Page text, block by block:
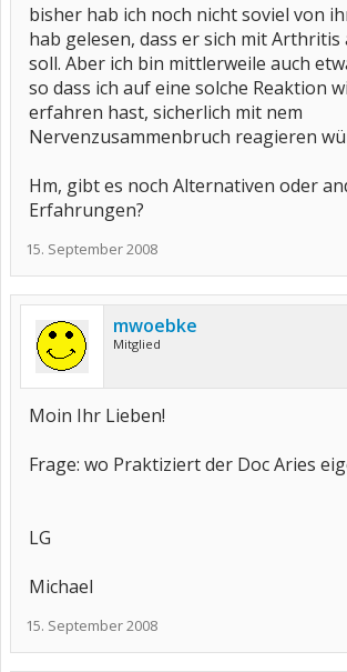
bisher hab ich noch nicht soviel von
hab gelesen, dass er sich mit Arthritis
soll. Aber ich bin mittlerweile auch
so dass ich auf eine solche Reaktion
erfahren hast, sicherlich mit nem
Nervenzusammenbruch reagieren
Hm, gibt es noch Alternativen oder
Erfahrungen?
15. September 2008
mwoebke
Mitglied
Moin Ihr Lieben!
Frage: wo Praktiziert der Doc Aries
LG
Michael
15. September 2008